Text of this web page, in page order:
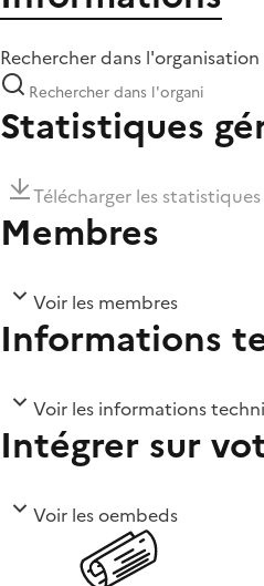
Rechercher dans l'organisation
Statistiques
Télécharger les
Membres
Voir les membres
Informations
Voir les informations
Intégrer sur
Voir les oembeds